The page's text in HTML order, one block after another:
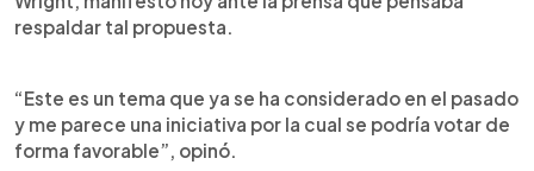
respaldar tal propuesta.
“Este es un tema que ya se ha considerado en el pasado
y me parece una iniciativa por la cual se podría votar de
forma favorable”, opinó.